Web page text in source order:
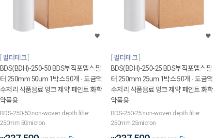
필터테크
BDS(BDH)-250-50 BDS부직포뎁스필
터 250mm 50um 1박스 50개 - 도금액
수처리 식품음료 잉크 제약 페인트 화학
약품용
BDS-250-50 non-woven depth filter
250mm 50micron
필터테크
BDS(BDH)-250-25 BDS부직포뎁스필
터 250mm 25um 1박스 50개 - 도금액
수처리 식품음료 잉크 제약 페인트 화학
약품용
BDS-250-25 non-woven depth filter
250mm 25micron